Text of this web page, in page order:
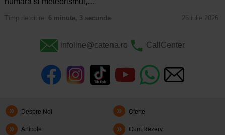
Timp de citire: 6 minute, 3 secunde 26 iulie 2026
infoline@catena.ro CallCenter
Despre Noi Oferte
Articole Cum Rezerv